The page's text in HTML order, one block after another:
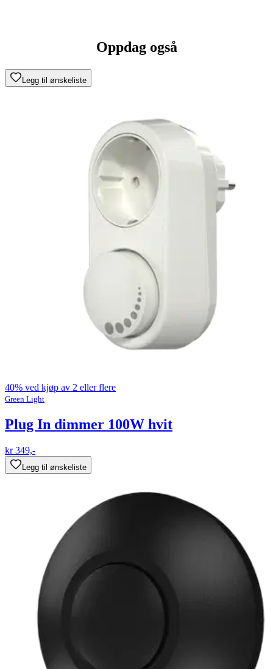
Oppdag også
Legg til ønskeliste
40% ved kjøp av 2 eller flere
Green Light
Plug In dimmer 100W hvit
kr 349,-
Legg til ønskeliste